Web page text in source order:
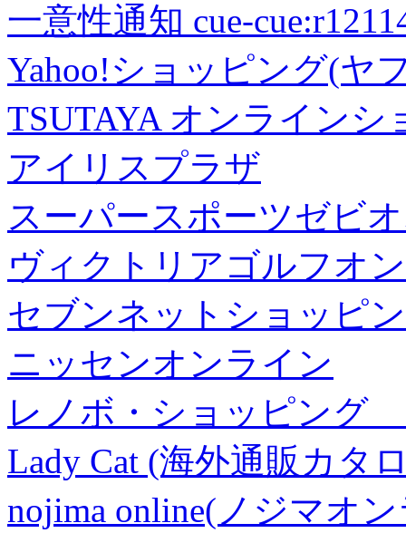
一意性通知 cue-
Yahoo!ショッピング(ヤ
TSUTAYA オンラインシ
アイリスプラザ
スーパースポーツゼビ
ヴィクトリアゴルフオ
セブンネットショッピ
ニッセンオンライン
レノボ・ショッピング
Lady Cat (海外通販カタ
nojima online(ノジマオ